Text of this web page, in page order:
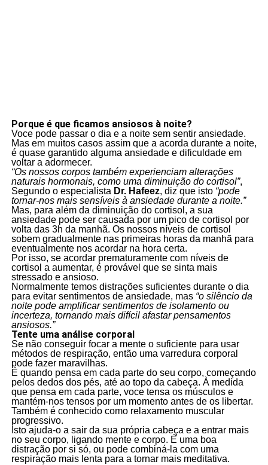
Porque é que ficamos ansiosos à noite?
Voce pode passar o dia e a noite sem sentir ansiedade.
Mas em muitos casos assim que a acorda durante a noite,
é quase garantido alguma ansiedade e dificuldade em
voltar a adormecer.
“Os nossos corpos também experienciam alterações
naturais hormonais, como uma diminuição do cortisol”,
Segundo o especialista Dr. Hafeez, diz que isto “pode
tornar-nos mais sensíveis à ansiedade durante a noite.”
Mas, para além da diminuição do cortisol, a sua
ansiedade pode ser causada por um pico de cortisol por
volta das 3h da manhã. Os nossos níveis de cortisol
sobem gradualmente nas primeiras horas da manhã para
eventualmente nos acordar na hora certa.
Por isso, se acordar prematuramente com níveis de
cortisol a aumentar, é provável que se sinta mais
stressado e ansioso.
Normalmente temos distrações suficientes durante o dia
para evitar sentimentos de ansiedade, mas “o silêncio da
noite pode amplificar sentimentos de isolamento ou
incerteza, tornando mais difícil afastar pensamentos
ansiosos.”
Tente uma análise corporal
Se não conseguir focar a mente o suficiente para usar
métodos de respiração, então uma varredura corporal
pode fazer maravilhas.
É quando pensa em cada parte do seu corpo, começando
pelos dedos dos pés, até ao topo da cabeça. À medida
que pensa em cada parte, voce tensa os músculos e
mantém-nos tensos por um momento antes de os libertar.
Também é conhecido como relaxamento muscular
progressivo.
Isto ajuda-o a sair da sua própria cabeça e a entrar mais
no seu corpo, ligando mente e corpo. É uma boa
distração por si só, ou pode combiná-la com uma
respiração mais lenta para a tornar mais meditativa.